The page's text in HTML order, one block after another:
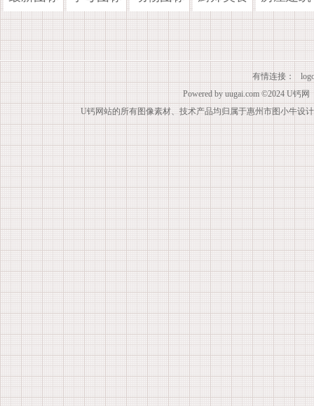
有情连接：
Powered by uugai.com ©2024 U钙网
U钙网站的所有图像素材、技术产品均归属于惠州市图小牛设